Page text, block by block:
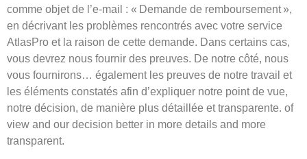
comme objet de l’e-mail : « Demande de remboursement »,
en décrivant les problèmes rencontrés avec votre service
AtlasPro et la raison de cette demande. Dans certains cas,
vous devrez nous fournir des preuves. De notre côté, nous
vous fournirons… également les preuves de notre travail et
les éléments constatés afin d’expliquer notre point de vue,
notre décision, de manière plus détaillée et transparente. of
view and our decision better in more details and more
transparent.